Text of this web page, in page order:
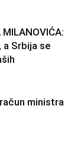
a Srbija se
ministra